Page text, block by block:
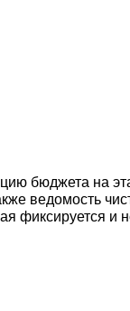
бюджета на
ведомость